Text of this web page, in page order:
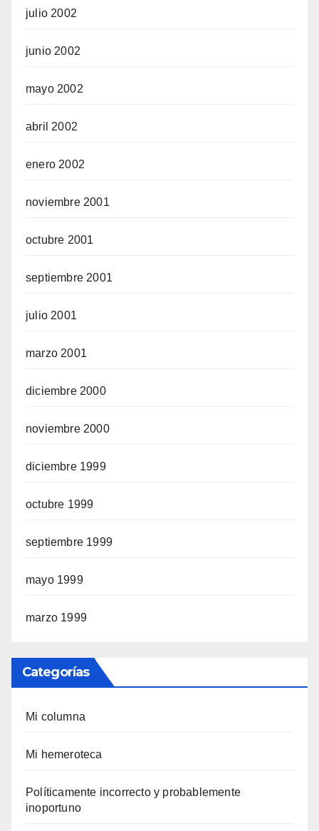
julio 2002
junio 2002
mayo 2002
abril 2002
enero 2002
noviembre 2001
octubre 2001
septiembre 2001
julio 2001
marzo 2001
diciembre 2000
noviembre 2000
diciembre 1999
octubre 1999
septiembre 1999
mayo 1999
marzo 1999
Categorías
Mi columna
Mi hemeroteca
Polí­ticamente incorrecto y probablemente
inoportuno